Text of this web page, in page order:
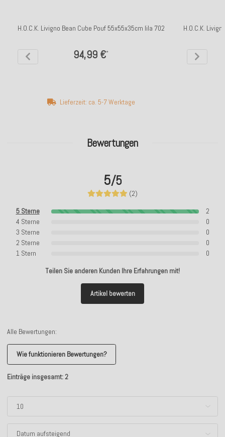
Bewertungen
5/5
(2)
5 Sterne
2
4 Sterne
0
3 Sterne
0
2 Sterne
0
1 Stern
0
Teilen Sie anderen Kunden Ihre Erfahrungen mit!
Artikel bewerten
Alle Bewertungen:
Wie funktionieren Bewertungen?
Einträge insgesamt: 2
H.O.C.K. Livigno Bean Cube Pouf 55x55x35cm lila 702
94,99 €*
Lieferzeit: ca. 5-7 Werktage
H.O.C.K.